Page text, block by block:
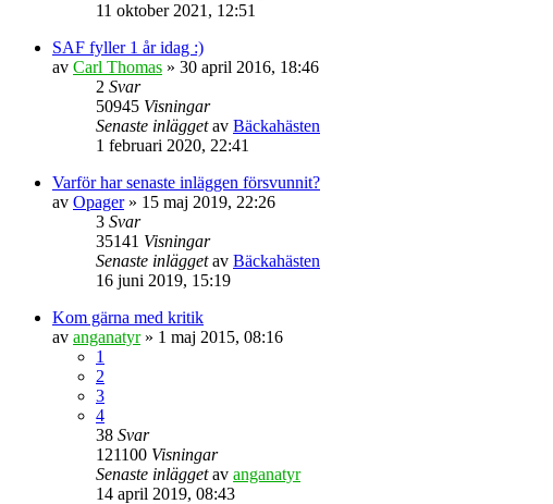
11 oktober 2021, 12:51
SAF fyller 1 år idag :)
av Carl Thomas » 30 april 2016, 18:46
2 Svar
50945 Visningar
Senaste inläggetav Bäckahästen
1 februari 2020, 22:41
Varför har senaste inläggen försvunnit?
av Opager» 15 maj 2019, 22:26
3 Svar
35141 Visningar
Senaste inläggetav Bäckahästen
16 juni 2019, 15:19
Kom gärna med kritik
av anganatyr» 1 maj 2015, 08:16
1
2
3
4
38 Svar
121100 Visningar
Senaste inläggetav anganatyr
14 april 2019, 08:43